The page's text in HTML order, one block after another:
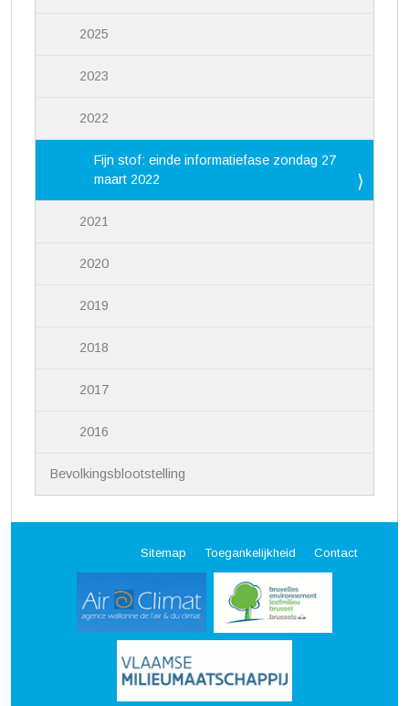
2025
2023
2022
Fijn stof: einde informatiefase zondag 27
maart 2022
2021
2020
2019
2018
2017
2016
Bevolkingsblootstelling
Sitemap Toegankelijkheid Contact